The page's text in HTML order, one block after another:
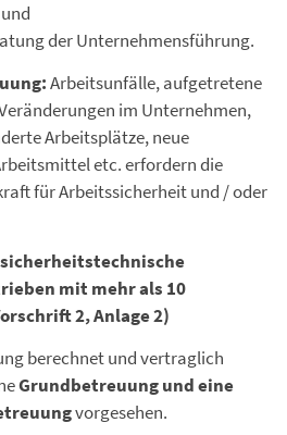
der Unternehmensführung.
Arbeitsunfälle, aufgetretene
im Unternehmen,
Arbeitsplätze, neue
etc. erfordern die
für Arbeitssicherheit und / oder
mit mehr als 10
2, Anlage 2)
berechnet und vertraglich
Grundbetreuung und eine
vorgesehen.